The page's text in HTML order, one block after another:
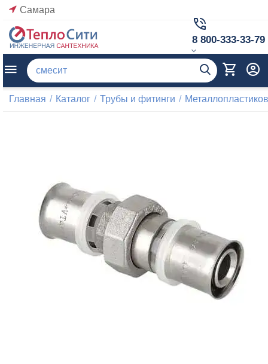
Самара
8 800-333-33-79
Главная / Каталог / Трубы и фитинги /